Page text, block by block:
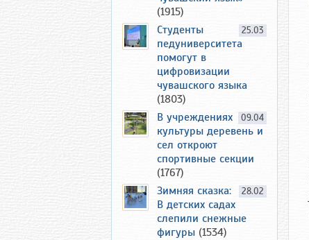
(1915)
25.03
Студенты
педуниверситета
помогут в
цифровизации
чувашского языка
(1803)
09.04
В учреждениях
культуры деревень и
сел откроют
спортивные секции
(1767)
28.02
Зимняя сказка:
В детских садах
слепили снежные
фигуры (1534)